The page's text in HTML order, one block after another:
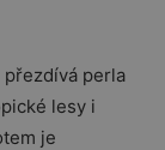
perla
lesy i
je